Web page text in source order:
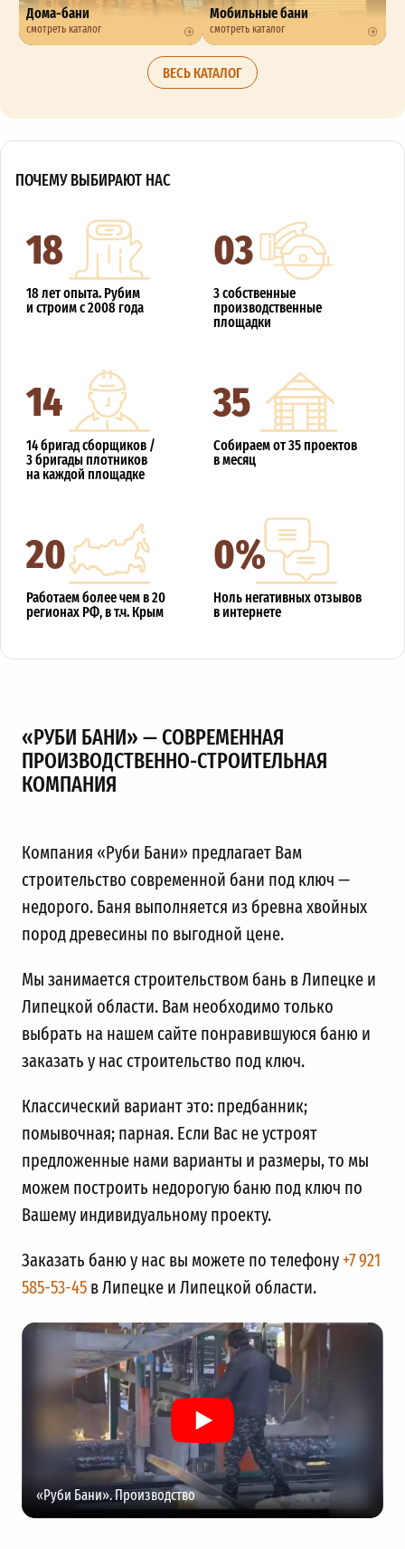
Дома-бани
смотреть каталог
Мобильные бани
смотреть каталог
ВЕСЬ КАТАЛОГ
ПОЧЕМУ ВЫБИРАЮТ НАС
18
18 лет опыта. Рубим
и строим с 2008 года
03
3 собственные
производственные
площадки
14
14 бригад сборщиков /
3 бригады плотников
на каждой площадке
35
Собираем от 35 проектов
в месяц
20
Работаем более чем в 20
регионах РФ, в т.ч. Крым
0%
Ноль негативных отзывов
в интернете
«РУБИ БАНИ» — СОВРЕМЕННАЯ
ПРОИЗВОДСТВЕННО-СТРОИТЕЛЬНАЯ
КОМПАНИЯ
Компания «Руби Бани» предлагает Вам
строительство современной бани под ключ —
недорого. Баня выполняется из бревна хвойных
пород древесины по выгодной цене.
Мы занимается строительством бань в Липецке и
Липецкой области. Вам необходимо только
выбрать на нашем сайте понравившуюся баню и
заказать у нас строительство под ключ.
Классический вариант это: предбанник;
помывочная; парная. Если Вас не устроят
предложенные нами варианты и размеры, то мы
можем построить недорогую баню под ключ по
Вашему индивидуальному проекту.
Заказать баню у нас вы можете по телефону+7 921
585-53-45в Липецке и Липецкой области.
«Руби Бани». Производство